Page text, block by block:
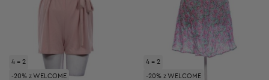
4 = 2
-20% z WELCOME
4 = 2
-20% z WELCOME